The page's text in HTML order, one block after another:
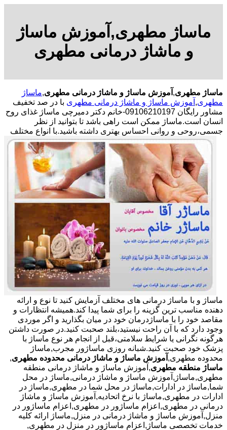
ماساژ مطهری,آموزش ماساژ
و ماشاژ درمانی مطهری
ماساژ مطهری, آموزش ماساژ و ماشاژ درمانی مطهری,ماساژ
مطهری, آموزش ماساژ و ماشاژ درمانی مطهری با در صد تخفیف
مشاور رایگان 09106210197-خانم دکتر دمیرچی ماساژ غذای روح
انسان است.ماساژ ممکن است راهی باشد تا بتوانید از نظر
جسمی،روحی و روانی احساس بهتری داشته باشید.با انواع مختلف
ماساژ و با ماساژ درمانی های مختلف آزمایش کنید تا نوع و ارائه
دهنده مناسب ترین گزینه را برای شما پیدا کند.همیشه انتظارات و
مقاصد خود را با ماساژدرمان خود در میان بگذارید و اگر موردی
وجود دارد که با آن راحت نیستید،بلند صحبت کنید.در صورت داشتن
هرگونه نگرانی یا شرایط سلامتی،قبل از انجام هر نوع ماساژ با
پزشک خود صحبت کنید.شبانه روزی ماساژور مجرب,ماساژ
محدوده مطهری, آموزش ماساژ و ماشاژ درمانی محدوده مطهری,
ماساژ منطقه مطهری,آموزش ماساژ و ماشاژ درمانی منطقه
مطهری,ماساژ,آموزش ماساژ و ماشاژ درمانی,ماساژ در محل
شما,ماساژ در ادارات,ماساژ در محل شما در مطهری,ماساژ در
ادارات در مطهری,ماساژ با نرخ اتحادیه,آموزش ماساژ و ماشاژ
درمانی در مطهری,اعزام ماساژور در مطهری,اعزام ماساژور در
منزل,آموزش ماساژ و ماشاژ درمانی در منزل,ماساژ ارائه کلیه
خدمات تخصصی ماساژ,اعزام ماساژور در منزل در مطهری,